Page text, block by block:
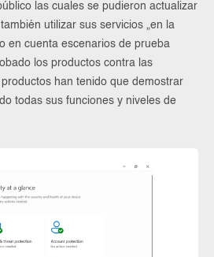
las cuales se pudieron actualizar
utilizar sus servicios „en la
en cuenta escenarios de prueba
los productos contra las
han tenido que demostrar
todas sus funciones y niveles de